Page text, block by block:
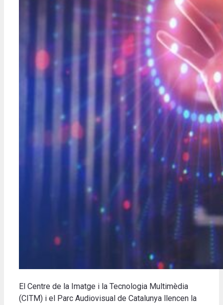
El Centre de la Imatge i la Tecnologia Multimèdia
(CITM) i el Parc Audiovisual de Catalunya llencen la